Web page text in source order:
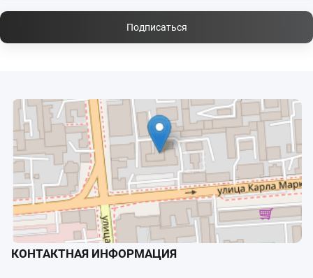
Подписаться
КОНТАКТНАЯ ИНФОРМАЦИЯ